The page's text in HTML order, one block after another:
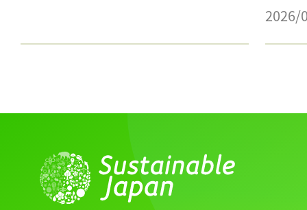
2026/
ログイン